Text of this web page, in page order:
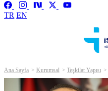
TR EN
Ana Sayfa Kurumsal Teşkilat Yapısı